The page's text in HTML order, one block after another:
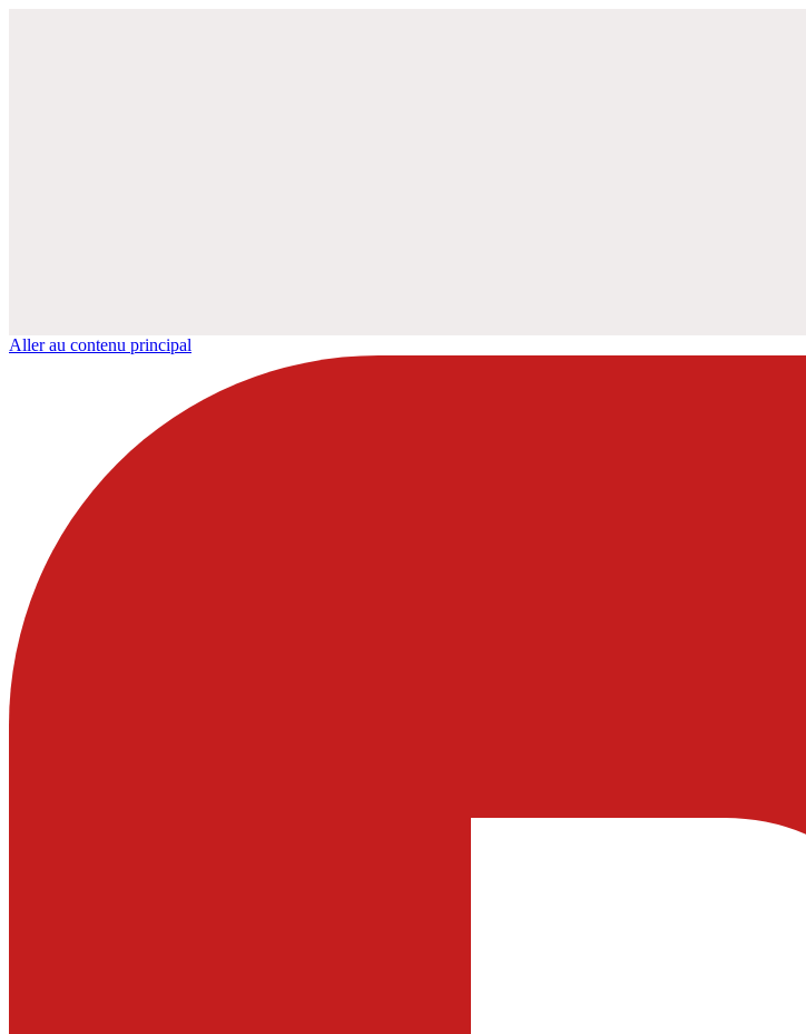
Aller au contenu principal